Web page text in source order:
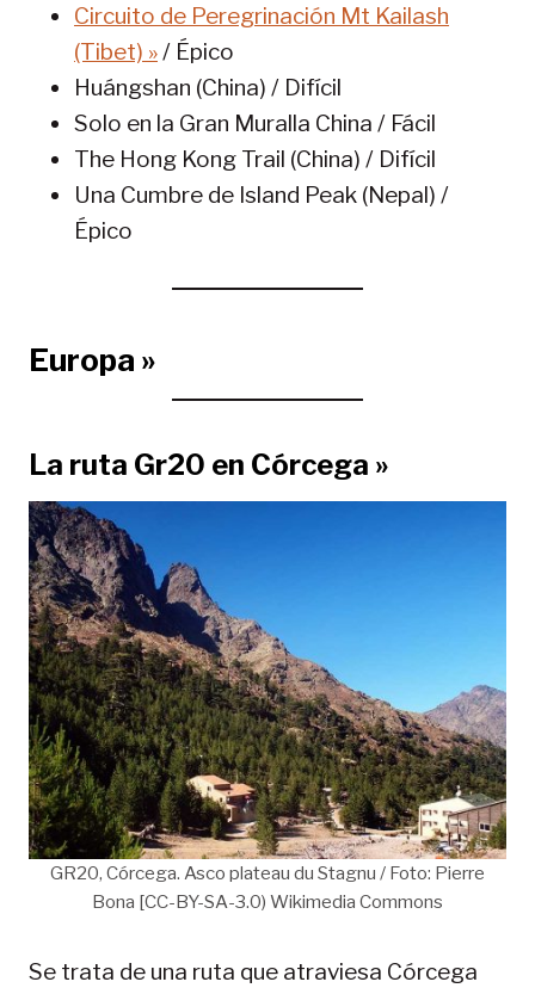
Circuito de Peregrinación Mt Kailash
(Tibet) »/ Épico
Huángshan (China) / Difícil
Solo en la Gran Muralla China / Fácil
The Hong Kong Trail (China) / Difícil
Una Cumbre de Island Peak (Nepal) /
Épico
Europa »
La ruta Gr20 en Córcega »
GR20, Córcega. Asco plateau du Stagnu / Foto: Pierre
Bona [CC-BY-SA-3.0) Wikimedia Commons
Se trata de una ruta que atraviesa Córcega